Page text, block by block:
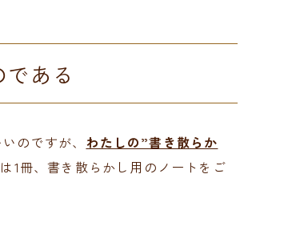
ある
のですが、 わたしの”書き散らか
1冊、書き散らかし用のノートをご